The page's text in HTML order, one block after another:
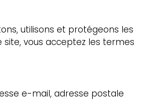
utilisons et protégeons les
site, vous acceptez les termes
e-mail, adresse postale